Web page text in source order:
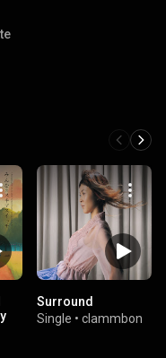
Surround
Single • clammbon